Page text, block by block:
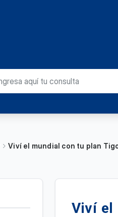
Viví el mundial con tu plan
Viví el